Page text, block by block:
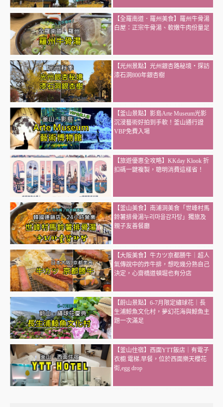
【全羅南道．羅州美食】羅州牛骨湯
白屋：正宗牛骨湯、軟嫩牛肉份量足
【光州景點】光州銀杏路秘境・探訪
漆石洞800年銀杏樹
【釜山景點】影島Arte Museum光影
沉浸藝術好拍到手軟！釜山通行證
VBP免費入場
【旅遊優惠全攻略】KKday Klook 折
扣碼一鍵複製，聰明消費這樣省！
【釜山美食】南浦洞美食「世峰村馬
鈴薯排骨湯누리마을감자탕」獨旅及
親子友善餐廳
【大阪美食】牛カツ京都勝牛｜超人
氣傳說中的炸牛排，想吃幾分熟自己
決定，心齋橋道頓堀也有分店
【蔚山景點】6-7月限定繡球花｜長
生浦鯨魚文化村，夢幻花海與鯨魚主
題一次滿足
【釜山住宿】西面YTT飯店｜有電子
衣櫥.電梯.早餐，位於西面樂天櫻花
街,egg drop